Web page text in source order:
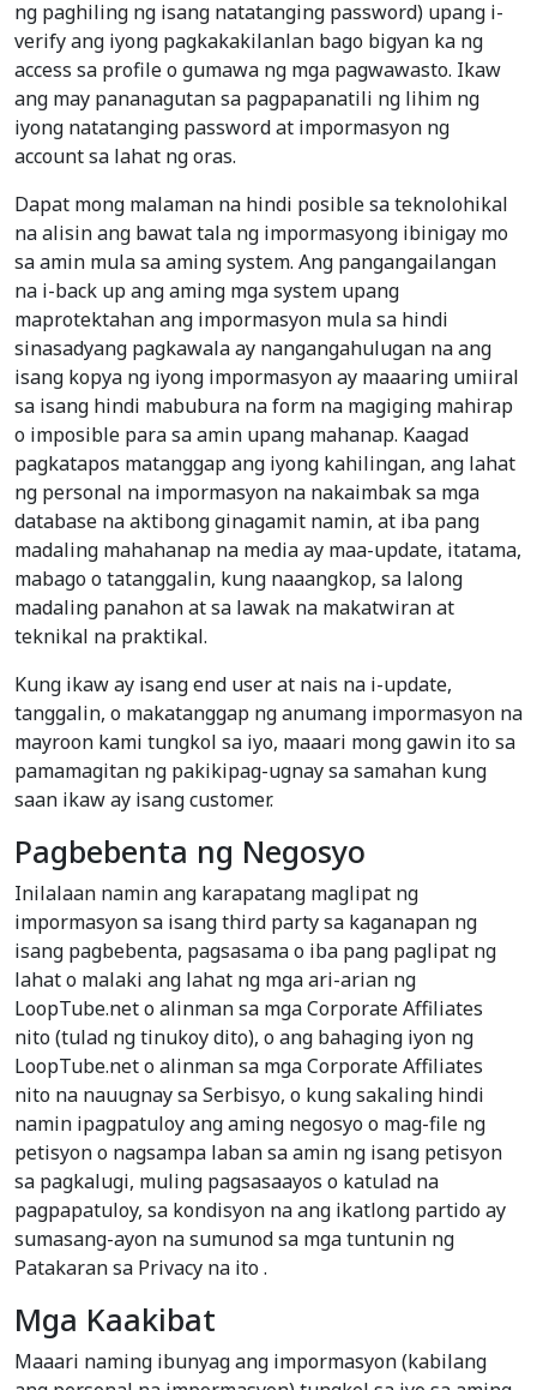
ng paghiling ng isang natatanging password) upang i-
verify ang iyong pagkakakilanlan bago bigyan ka ng
access sa profile o gumawa ng mga pagwawasto. Ikaw
ang may pananagutan sa pagpapanatili ng lihim ng
iyong natatanging password at impormasyon ng
account sa lahat ng oras.
Dapat mong malaman na hindi posible sa teknolohikal
na alisin ang bawat tala ng impormasyong ibinigay mo
sa amin mula sa aming system. Ang pangangailangan
na i-back up ang aming mga system upang
maprotektahan ang impormasyon mula sa hindi
sinasadyang pagkawala ay nangangahulugan na ang
isang kopya ng iyong impormasyon ay maaaring umiiral
sa isang hindi mabubura na form na magiging mahirap
o imposible para sa amin upang mahanap. Kaagad
pagkatapos matanggap ang iyong kahilingan, ang lahat
ng personal na impormasyon na nakaimbak sa mga
database na aktibong ginagamit namin, at iba pang
madaling mahahanap na media ay maa-update, itatama,
mabago o tatanggalin, kung naaangkop, sa lalong
madaling panahon at sa lawak na makatwiran at
teknikal na praktikal.
Kung ikaw ay isang end user at nais na i-update,
tanggalin, o makatanggap ng anumang impormasyon na
mayroon kami tungkol sa iyo, maaari mong gawin ito sa
pamamagitan ng pakikipag-ugnay sa samahan kung
saan ikaw ay isang customer.
Pagbebenta ng Negosyo
Inilalaan namin ang karapatang maglipat ng
impormasyon sa isang third party sa kaganapan ng
isang pagbebenta, pagsasama o iba pang paglipat ng
lahat o malaki ang lahat ng mga ari-arian ng
LoopTube.net o alinman sa mga Corporate Affiliates
nito (tulad ng tinukoy dito), o ang bahaging iyon ng
LoopTube.net o alinman sa mga Corporate Affiliates
nito na nauugnay sa Serbisyo, o kung sakaling hindi
namin ipagpatuloy ang aming negosyo o mag-file ng
petisyon o nagsampa laban sa amin ng isang petisyon
sa pagkalugi, muling pagsasaayos o katulad na
pagpapatuloy, sa kondisyon na ang ikatlong partido ay
sumasang-ayon na sumunod sa mga tuntunin ng
Patakaran sa Privacy na ito .
Mga Kaakibat
Maaari naming ibunyag ang impormasyon (kabilang